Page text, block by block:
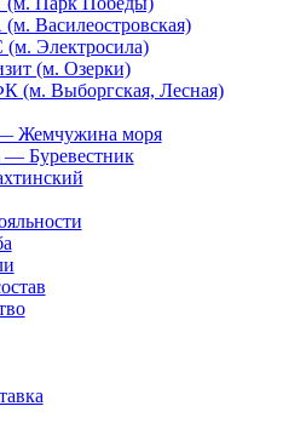
Василеостровская)
Электросила)
(м. Озерки)
(м. Выборгская, Лесная)
Жемчужина моря
— Буревестник